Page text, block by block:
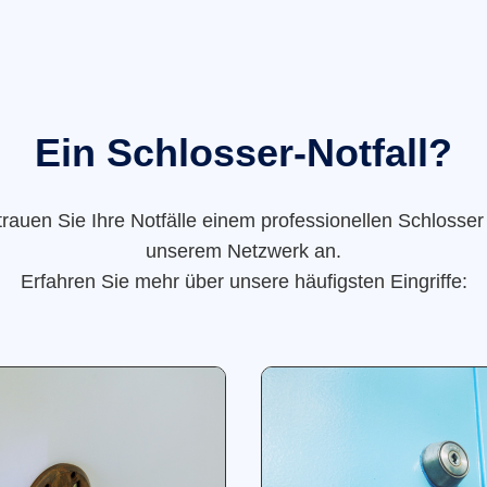
Ein Schlosser-Notfall?
Sie Ihre Notfälle einem professionellen
unserem Netzwerk an.
Erfahren Sie mehr über unsere häufigsten Eingriffe: